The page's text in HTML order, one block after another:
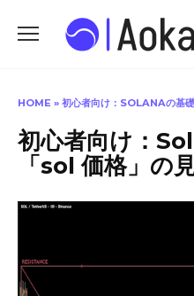
HOME » 初心者向け：SOLANAの基
初心者向け：
「sol 価格」の